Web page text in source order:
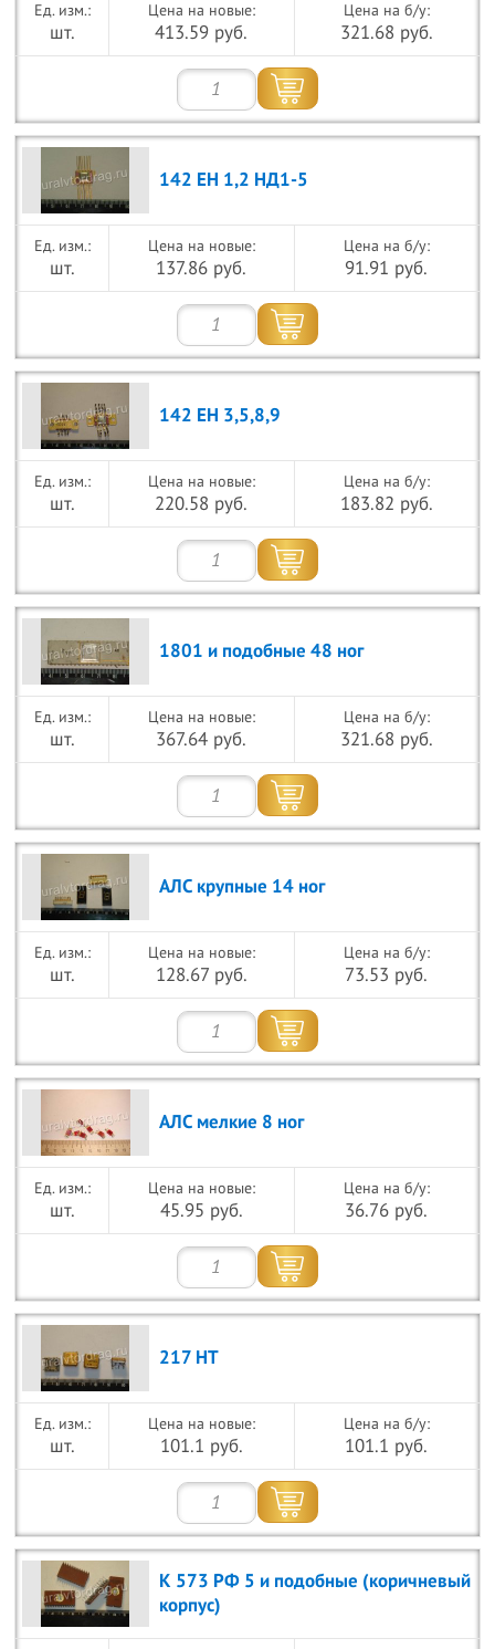
шт.
Цена на новые:
413.59 руб.
Цена на б/у:
321.68 руб.
142 ЕН 1,2 НД1-5
шт.
Цена на новые:
137.86 руб.
Цена на б/у:
91.91 руб.
142 ЕН 3,5,8,9
шт.
Цена на новые:
220.58 руб.
Цена на б/у:
183.82 руб.
1801 и подобные 48 ног
шт.
Цена на новые:
367.64 руб.
Цена на б/у:
321.68 руб.
АЛС крупные 14 ног
шт.
Цена на новые:
128.67 руб.
Цена на б/у:
73.53 руб.
АЛС мелкие 8 ног
шт.
Цена на новые:
45.95 руб.
Цена на б/у:
36.76 руб.
217 НТ
шт.
Цена на новые:
101.1 руб.
Цена на б/у:
101.1 руб.
К 573 РФ 5 и подобные (коричневый
корпус)